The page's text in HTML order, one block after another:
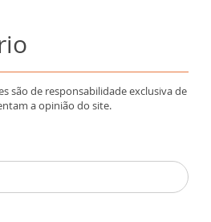
são de responsabilidade exclusiva de
a opinião do site.